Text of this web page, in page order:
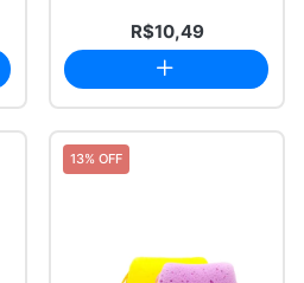
R$10,49
13% OFF